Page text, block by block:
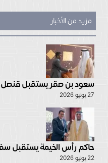
مزيد من الأخبار
سعود بن صقر يستقبل قنصل
27 يوليو 2026
حاكم رأس الخيمة يستقبل
22 يوليو 2026